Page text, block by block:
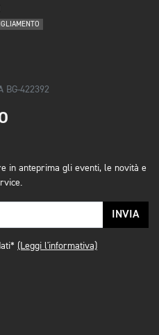
BG-422392
in anteprima gli eventi, le novità e
INVIA
(Leggi l'informativa)